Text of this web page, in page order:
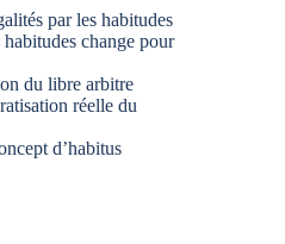
par les habitudes
change pour
du libre arbitre
réelle du
d’habitus